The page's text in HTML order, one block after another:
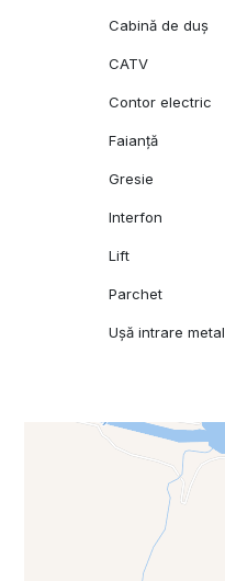
Cabină de duș
CATV
Contor electric
Faianță
Gresie
Interfon
Lift
Parchet
Ușă intrare metal